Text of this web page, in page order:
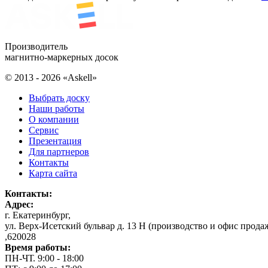
Производитель
магнитно-маркерных досок
© 2013 - 2026 «Askell»
Выбрать доску
Наши работы
О компании
Сервис
Презентация
Для партнеров
Контакты
Карта сайта
Контакты:
Адрес:
г. Екатеринбург,
ул. Верх-Исетский бульвар д. 13 Н (производство и офис
,620028
Время работы:
ПН-ЧТ. 9:00 - 18:00